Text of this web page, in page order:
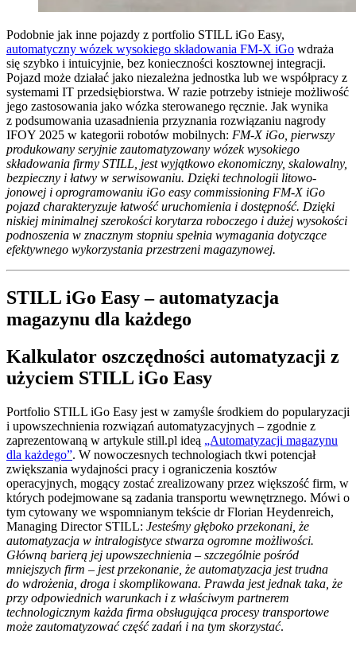
Podobnie jak inne pojazdy z portfolio STILL iGo Easy,
automatyczny wózek wysokiego składowania FM-X iGo wdraża
się szybko i intuicyjnie, bez konieczności kosztownej integracji.
Pojazd może działać jako niezależna jednostka lub we współpracy z
systemami IT przedsiębiorstwa. W razie potrzeby istnieje możliwość
jego zastosowania jako wózka sterowanego ręcznie. Jak wynika
z podsumowania uzasadnienia przyznania rozwiązaniu nagrody
IFOY 2025 w kategorii robotów mobilnych: FM-X iGo, pierwszy
produkowany seryjnie zautomatyzowany wózek wysokiego
składowania firmy STILL, jest wyjątkowo ekonomiczny, skalowalny,
bezpieczny i łatwy w serwisowaniu. Dzięki technologii litowo-
jonowej i oprogramowaniu iGo easy commissioning FM-X iGo
pojazd charakteryzuje łatwość uruchomienia i dostępność. Dzięki
niskiej minimalnej szerokości korytarza roboczego i dużej wysokości
podnoszenia w znacznym stopniu spełnia wymagania dotyczące
efektywnego wykorzystania przestrzeni magazynowej.
STILL iGo Easy – automatyzacja
magazynu dla każdego
Kalkulator oszczędności automatyzacji z
użyciem STILL iGo Easy
Portfolio STILL iGo Easy jest w zamyśle środkiem do popularyzacji
i upowszechnienia rozwiązań automatyzacyjnych – zgodnie z
zaprezentowaną w artykule still.pl ideą „Automatyzacji magazynu
dla każdego”. W nowoczesnych technologiach tkwi potencjał
zwiększania wydajności pracy i ograniczenia kosztów
operacyjnych, mogący zostać zrealizowany przez większość firm, w
których podejmowane są zadania transportu wewnętrznego. Mówi o
tym cytowany we wspomnianym tekście dr Florian Heydenreich,
Managing Director STILL: Jesteśmy głęboko przekonani, że
automatyzacja w intralogistyce stwarza ogromne możliwości.
Główną barierą jej upowszechnienia – szczególnie pośród
mniejszych firm – jest przekonanie, że automatyzacja jest trudna
do wdrożenia, droga i skomplikowana. Prawda jest jednak taka, że
przy odpowiednich warunkach i z właściwym partnerem
technologicznym każda firma obsługująca procesy transportowe
może zautomatyzować część zadań i na tym skorzystać.